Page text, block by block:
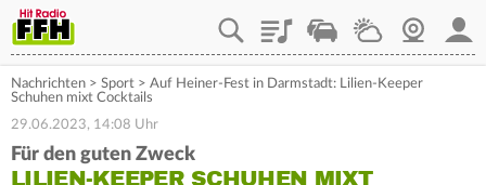
PlaylistStaupilotWetterWebcam
Nachrichten > Sport > Auf Heiner-Fest in Darmstadt: Lilien-Keeper
Schuhen mixt Cocktails
29.06.2023, 14:08 Uhr
Für den guten Zweck
LILIEN-KEEPER SCHUHEN MIXT